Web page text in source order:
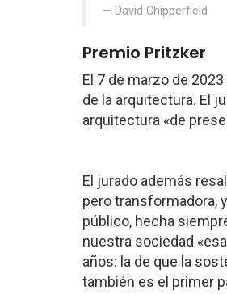
David Chipperfield
Premio Pritzker
El 7 de marzo de
de la arquitectura. El
arquitectura «de
El jurado además
pero transformadora,
público, hecha
nuestra sociedad
años: la de que la
también es el primer